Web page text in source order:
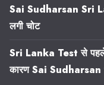
Sai Sudharsan Sri
लगी चोट
Sri Lanka Test से
कारण Sai Sudharsan